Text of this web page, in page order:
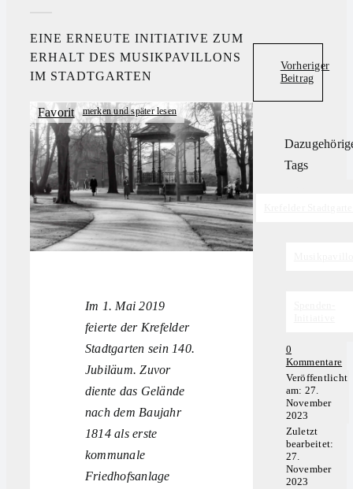
EINE ERNEUTE INITIATIVE ZUM
ERHALT DES MUSIKPAVILLONS
IM STADTGARTEN
Vorheriger
Beitrag
Favorit
Im 1. Mai 2019
feierte der Krefelder
Stadtgarten sein 140.
Jubiläum. Zuvor
diente das Gelände
nach dem Baujahr
1814 als erste
kommunale
Friedhofsanlage
Tags
0
Kommentareon
Veröffentlicht
am: 27.
November
2023
Zuletzt
bearbeitet:
27.
November
2023